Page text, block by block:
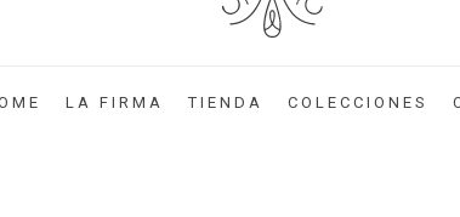
LA FIRMA TIENDA COLECCIONES